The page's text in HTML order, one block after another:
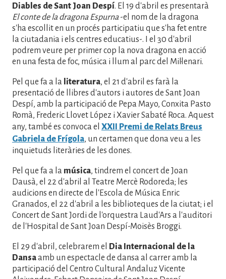
Diables de Sant Joan Despí. El 19 d'abril es presentarà
El conte de la dragona Espurna-el nom de la dragona
s'ha escollit en un procés participatiu que s'ha fet entre
la ciutadania i els centres educatius-. I el 30 d'abril
podrem veure per primer cop la nova dragona en acció
en una festa de foc, música i llum al parc del Mil·lenari.
Pel que fa a la literatura, el 21 d'abril es farà la
presentació de llibres d'autors i autores de Sant Joan
Despí, amb la participació de Pepa Mayo, Conxita Pasto
Romà, Frederic Llovet López i Xavier Sabaté Roca. Aquest
any, també es convoca el XXII Premi de Relats Breus
Gabriela de Frígola, un certamen que dona veu a les
inquietuds literàries de les dones.
Pel que fa a la música, tindrem el concert de Joan
Dausà, el 22 d'abril al Teatre Mercè Rodoreda; les
audicions en directe de l'Escola de Música Enric
Granados, el 22 d'abril a les biblioteques de la ciutat; i el
Concert de Sant Jordi de l'orquestra Laud'Ars a l'auditori
de l'Hospital de Sant Joan Despí-Moisès Broggi.
El 29 d'abril, celebrarem el
Dia Internacional de la
Dansaamb un espectacle de dansa al carrer amb la
participació del Centro Cultural Andaluz Vicente